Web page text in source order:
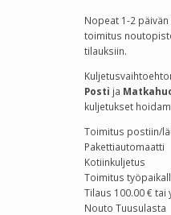
Nopeat 1-2
toimitus
tilauksiin.
Posti ja
kuljetukset
Toimitus postiin/
Pakettiautomaatti
Kotiinkuljetus
Toimitus
Tilaus 100.00 € tai
Nouto Tuusulasta